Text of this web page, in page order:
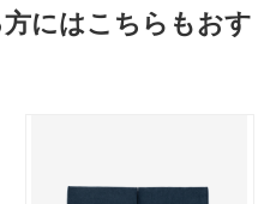
にはこちらもおす